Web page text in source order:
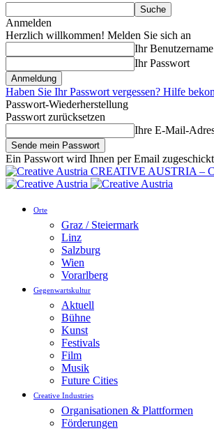
Anmelden
Herzlich willkommen! Melden Sie sich an
Ihr Benutzername
Ihr Passwort
Haben Sie Ihr Passwort vergessen? Hilfe
Passwort-Wiederherstellung
Passwort zurücksetzen
Ihre E-Mail-
Ein Passwort wird Ihnen per Email
CREATIVE AUSTRIA –
Orte
Graz / Steiermark
Linz
Salzburg
Wien
Vorarlberg
Gegenwartskultur
Aktuell
Bühne
Kunst
Festivals
Film
Musik
Future Cities
Creative Industries
Organisationen & Plattformen
Förderungen